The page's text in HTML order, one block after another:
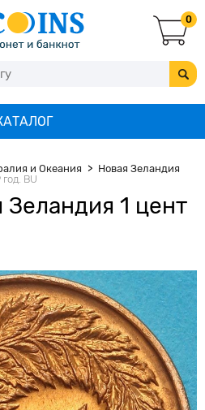
0
и Океания
Новая Зеландия
BU
1 цент